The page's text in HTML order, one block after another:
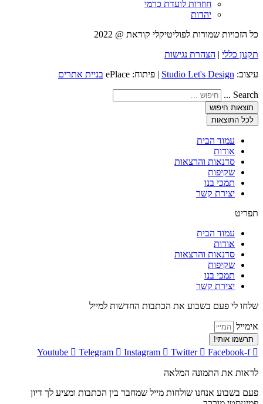
חוזרות לועדת כרמי
יהדות
כל הזכויות שמורות לפוליטיקלי קוראת @ 2022
תקנון כללי | הצהרת נגישות
עיצוב: Studio Let's Design | פיתוח: ePlace בניית אתרים
Search ...
תוצאות חיפוש
לכל התוצאות
עמוד הבית
אודות
סדנאות והרצאות
שקיפות
תמכי בנו
יצירת קשר
תפריט
עמוד הבית
אודות
סדנאות והרצאות
שקיפות
תמכי בנו
יצירת קשר
שלחו לי פעם בשבוע את הכתבות החדשות למייל
אימייל
תרשמו אותי!
Youtube Telegram Instagram Twitter Facebook-f
לראות את התמונה המלאה
פעם בשבוע אנחנו שולחות מייל שמחבר בין הכתבות ומציע לך דיון